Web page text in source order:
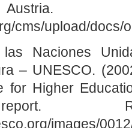
cms/upload/
las Naciones
– UNESCO.
for Higher
images/